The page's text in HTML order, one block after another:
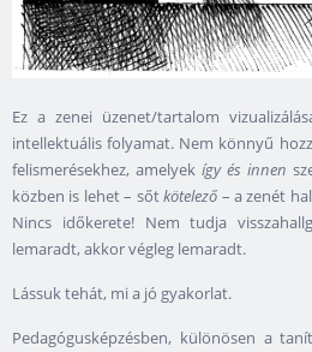
Ez a zenei üzenet/tartalom
intellektuális folyamat. Nem könnyű
felismerésekhez, amelyek így és innen
közben is lehet – sőtkötelező – a zenét
Nincs időkerete! Nem tudja
lemaradt, akkor végleg lemaradt.
Lássuk tehát, mi a jó gyakorlat.
Pedagógusképzésben, különösen a